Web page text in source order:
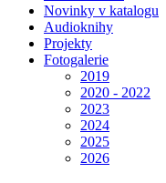
Novinky v katalogu
Audioknihy
Projekty
Fotogalerie
2019
2020 - 2022
2023
2024
2025
2026